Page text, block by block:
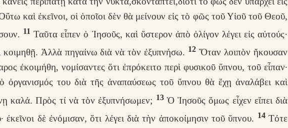
καὶ ἐκεῖνοι, οἱ ὁποῖοι δὲν θὰ μείνουν εἰς τὸ φῶς τοῦ Υἱοῦ τοῦ Θεοῦ,
11 Ταῦτα εἶπεν ὁ Ἰησοῦς, καὶ ὕστερον ἀπὸ ὀλίγον λέγει εἰς αὐτούς·
Ἀλλὰ πηγαίνω διὰ νὰ τὸν ἐξυπνήσω. 12 Ὅταν λοιπὸν ἤκουσαν
ἐκοιμήθη, νομίσαντες ὅτι ἐπρόκειτο περὶ φυσικοῦ ὕπνου, τοῦ εἶπαν·
ὀργανισμός του διὰ τῆς ἀναπαύσεως τοῦ ὕπνου θὰ ἔχῃ ἀναλάβει καὶ
καλά. Πρὸς τί νὰ τὸν ἐξυπνήσωμεν; 13Ὁ Ἰησοῦς ὅμως εἶχεν εἴπει διὰ
δὲ ἐνόμισαν, ὅτι λέγει διὰ τὴν ἀποκοίμησιν τοῦ ὕπνου. 14Τότε